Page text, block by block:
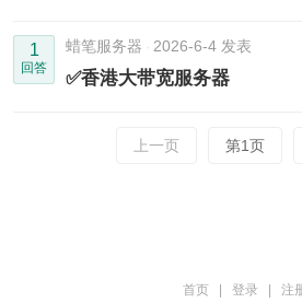
1
回答
蜡笔服务器 2026-6-4 发表
✅香港大带宽服务器
上一页 第1页
首页 登录 注